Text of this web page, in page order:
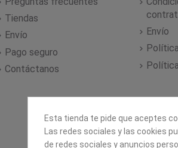
Tiendas
Envío
Pago seguro
Contáctanos
Envío
Esta tienda te pide que aceptes
Las redes sociales y las cookies
de redes sociales y anuncios